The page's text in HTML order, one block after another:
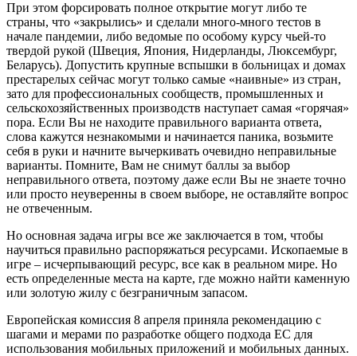
При этом форсировать полное открытие могут либо те
страны, что «закрылись» и сделали много-много тестов в
начале пандемии, либо ведомые по особому курсу чьей-то
твердой рукой (Швеция, Япония, Нидерланды, Люксембург,
Беларусь). Допустить крупные вспышки в больницах и домах
престарелых сейчас могут только самые «наивные» из стран,
зато для профессиональных сообществ, промышленных и
сельскохозяйственных производств наступает самая «горячая»
пора. Если Вы не находите правильного варианта ответа,
слова кажутся незнакомыми и начинается паника, возьмите
себя в руки и начните вычеркивать очевидно неправильные
варианты. Помните, Вам не снимут баллы за выбор
неправильного ответа, поэтому даже если Вы не знаете точно
или просто неуверенны в своем выборе, не оставляйте вопрос
не отвеченным.
Но основная задача игры все же заключается в том, чтобы
научиться правильно распоряжаться ресурсами. Ископаемые в
игре – исчерпывающий ресурс, все как в реальном мире. Но
есть определенные места на карте, где можно найти каменную
или золотую жилу с безграничным запасом.
Европейская комиссия 8 апреля приняла рекомендацию с
шагами и мерами по разработке общего подхода ЕС для
использования мобильных приложений и мобильных данных.